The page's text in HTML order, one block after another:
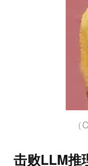
击败LLM推